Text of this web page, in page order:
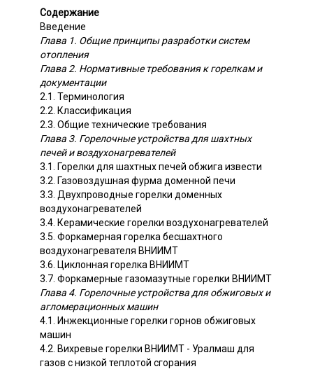
Содержание
Введение
Глава 1. Общие принципы разработки систем
отопления
Глава 2. Нормативные требования к горелкам и
документации
2.1. Терминология
2.2. Классификация
2.3. Общие технические требования
Глава 3. Горелочные устройства для шахтных
печей и воздухонагревателей
3.1. Горелки для шахтных печей обжига извести
3.2. Газовоздушная фурма доменной печи
3.3. Двухпроводные горелки доменных
воздухонагревателей
3.4. Керамические горелки воздухонагревателей
3.5. Форкамерная горелка бесшахтного
воздухонагревателя ВНИИМТ
3.6. Циклонная горелка ВНИИМТ
3.7. Форкамерные газомазутные горелки ВНИИМТ
Глава 4. Горелочные устройства для обжиговых и
агломерационных машин
4.1. Инжекционные горелки горнов обжиговых
машин
4.2. Вихревые горелки ВНИИМТ - Уралмаш для
газов с низкой теплотой сгорания